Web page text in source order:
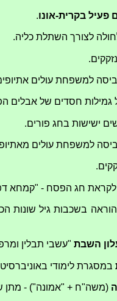
פעיל בקרית-אונו.
לצורך השתלת כליה.
למשפחת עולים
גמילות חסדים של אבלים
ישישות בחג פורים.
למשפחת עולים
לקראת חג הפסח - "קמחא
בשכבות גיל שונות
השבת "עשבי תבלין
במסגרת לימודי
(משה"ח + "אמונה") - מתן